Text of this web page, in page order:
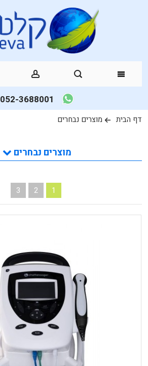
052-3688001
דף הבית מוצרים נבחרים
מוצרים נבחרים
1
2
3